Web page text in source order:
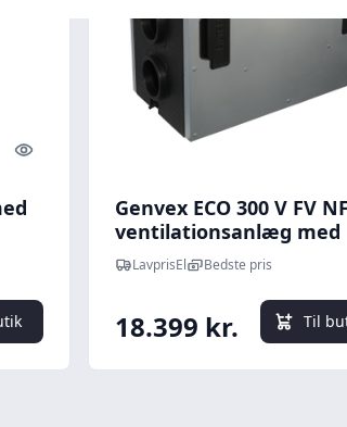
Quick look
Genvex ECO 300 V FV NF
ventilationsanlæg med
varmegenvinding,
forvarmeflade,
LavprisEl Bedste pris
18.399 kr. Til